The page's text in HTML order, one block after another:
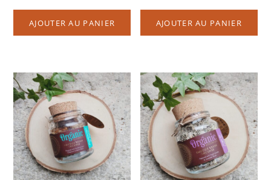
AJOUTER AU PANIER AJOUTER AU PANIER